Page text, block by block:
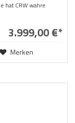
hat CRW wahre
3.999,00 €*
Merken